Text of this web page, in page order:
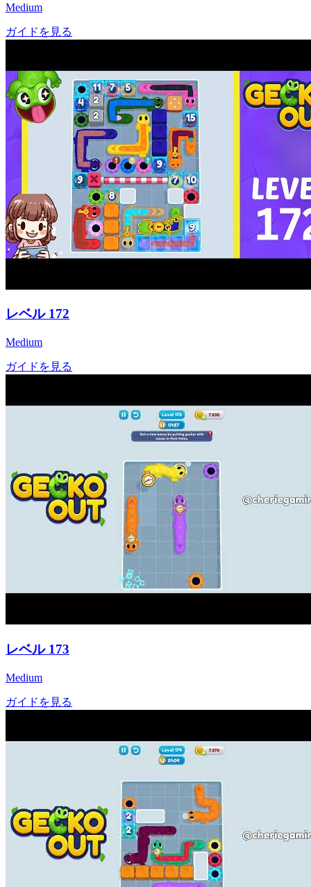
Medium
ガイドを見る
レベル 172
Medium
ガイドを見る
レベル 173
Medium
ガイドを見る